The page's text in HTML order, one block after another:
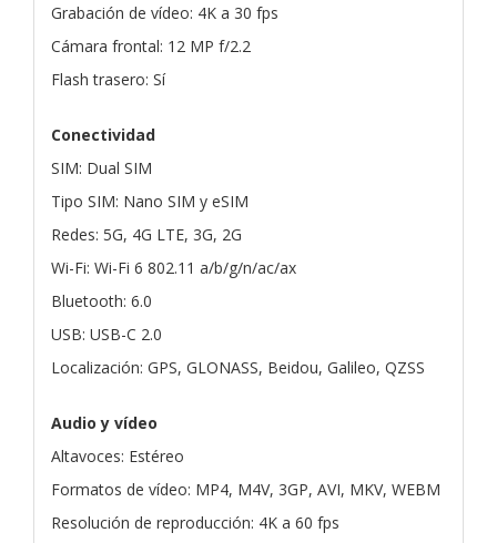
Grabación de vídeo: 4K a 30 fps
Cámara frontal: 12 MP f/2.2
Flash trasero: Sí
Conectividad
SIM: Dual SIM
Tipo SIM: Nano SIM y eSIM
Redes: 5G, 4G LTE, 3G, 2G
Wi-Fi: Wi-Fi 6 802.11 a/b/g/n/ac/ax
Bluetooth: 6.0
USB: USB-C 2.0
Localización: GPS, GLONASS, Beidou, Galileo, QZSS
Audio y vídeo
Altavoces: Estéreo
Formatos de vídeo: MP4, M4V, 3GP, AVI, MKV, WEBM
Resolución de reproducción: 4K a 60 fps